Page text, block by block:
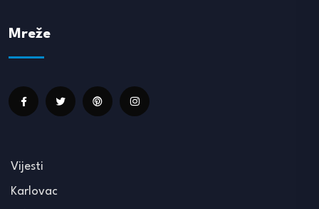
Mreže
Vijesti
Karlovac